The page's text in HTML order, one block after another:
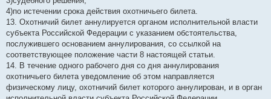
4)по истечении срока действия охотничьего билета.
13. Охотничий билет аннулируется органом исполнительной власти
субъекта Российской Федерации с указанием обстоятельства,
послужившего основанием аннулирования, со ссылкой на
соответствующее положение части 8 настоящей статьи.
14. В течение одного рабочего дня со дня аннулирования
охотничьего билета уведомление об этом направляется
физическому лицу, охотничий билет которого аннулирован, и в орган